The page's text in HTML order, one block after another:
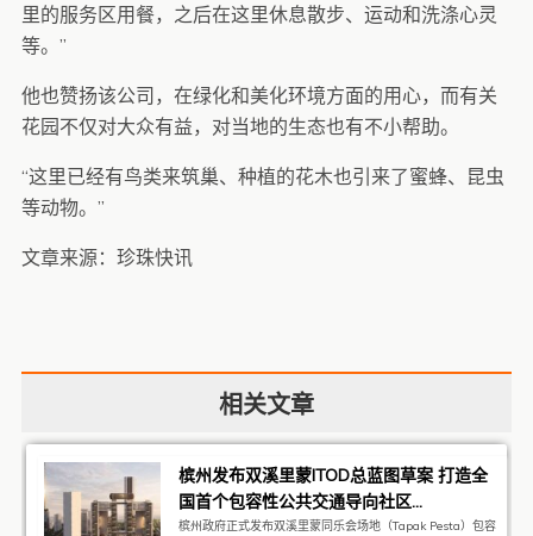
里的服务区用餐，之后在这里休息散步、运动和洗涤心灵
等。”
他也赞扬该公司，在绿化和美化环境方面的用心，而有关
花园不仅对大众有益，对当地的生态也有不小帮助。
“这里已经有鸟类来筑巢、种植的花木也引来了蜜蜂、昆虫
等动物。”
文章来源：珍珠快讯
相关文章
槟州发布双溪里蒙ITOD总蓝图草案 打造全
国首个包容性公共交通导向社区...
槟州政府正式发布双溪里蒙同乐会场地（Tapak Pesta）包容